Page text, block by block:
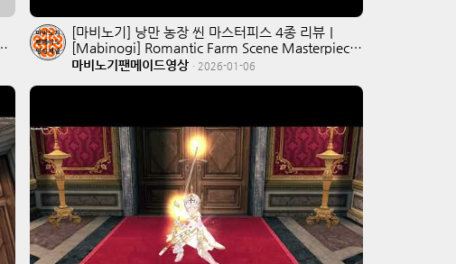
[마비노기] 낭만 농장 씬 마스터피스 4종 리뷰｜
[Mabinogi] Romantic Farm Scene Masterpiece
Vol.1–4 Review
마비노기팬메이드영상 · 2026-01-06